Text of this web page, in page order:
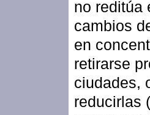
no reditúa
cambios
en
retirarse
ciudades,
reducirlas